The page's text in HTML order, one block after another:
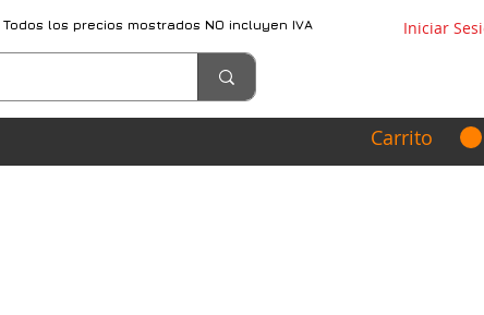
Todos los precios mostrados NO incluyen IVA Iniciar
Carrito